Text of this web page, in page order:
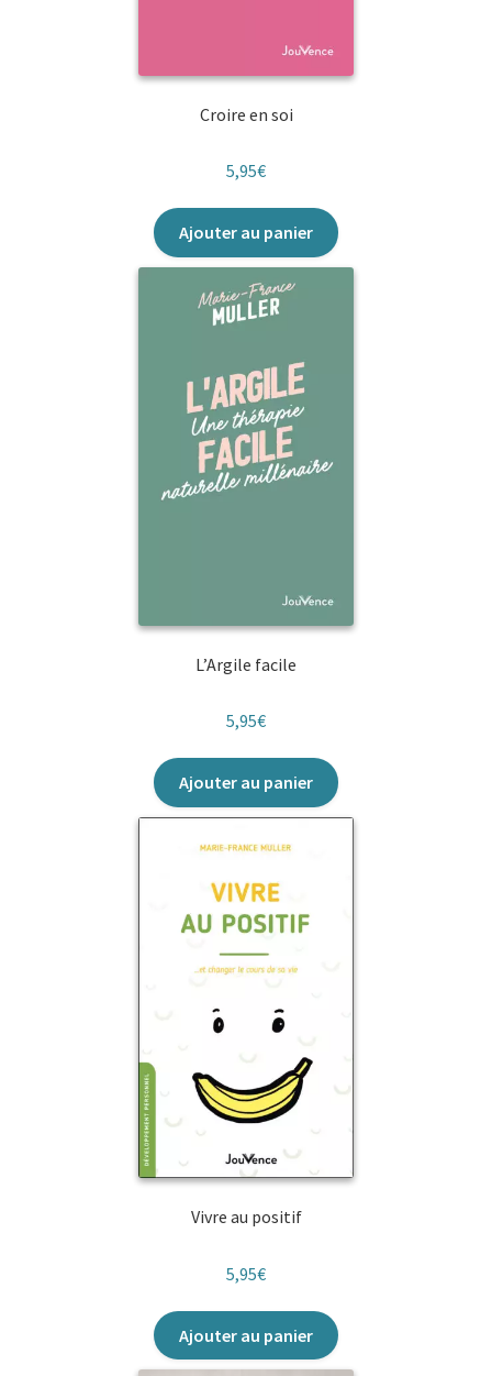
Croire en soi
5,95€
Ajouter au panier
L’Argile facile
5,95€
Ajouter au panier
Vivre au positif
5,95€
Ajouter au panier